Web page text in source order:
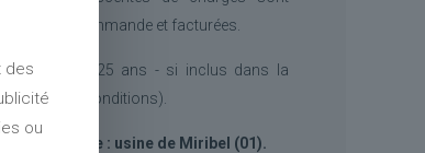
après commande et facturées.
produit
: 25 ans - si inclus dans la
(voir conditions).
en France : usine de Miribel (01).
des
ou